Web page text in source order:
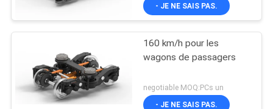
CONTACTEZ-
NOUS
NOUVELLES
- JE NE SAIS PAS.
160 km/h pour les
wagons de passagers
negotiable MOQ:PCs un
- JE NE SAIS PAS.